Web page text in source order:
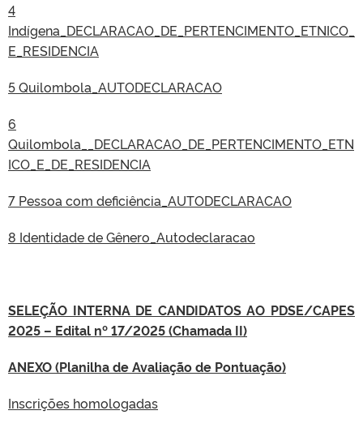
4
Indígena_DECLARACAO_DE_PERTENCIMENTO_ETNICO_
E_RESIDENCIA
5 Quilombola_AUTODECLARACAO
6
Quilombola__DECLARACAO_DE_PERTENCIMENTO_ETN
ICO_E_DE_RESIDENCIA
7 Pessoa com deficiência_AUTODECLARACAO
8 Identidade de Gênero_Autodeclaracao
SELEÇÃO INTERNA DE CANDIDATOS AO PDSE/CAPES
2025 – Edital nº 17/2025 (Chamada II)
ANEXO (Planilha de Avaliação de Pontuação)
Inscrições homologadas